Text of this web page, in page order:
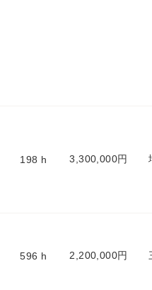
198 h 3,300,000円
596 h 2,200,000円